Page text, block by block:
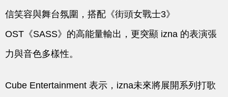
信笑容與舞台氛圍，搭配《街頭女戰士3》
OST《SASS》的高能量輸出，更突顯 izna的表演張
力與音色多樣性。
Cube Entertainment 表示， izna未來將展開系列打歌